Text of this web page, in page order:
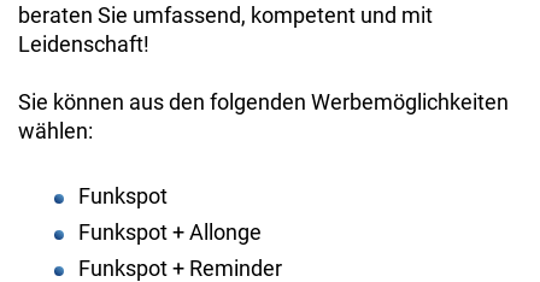
beraten Sie umfassend, kompetent und mit
Leidenschaft!
Sie können aus den folgenden Werbemöglichkeiten
wählen:
Funkspot
Funkspot + Allonge
Funkspot + Reminder